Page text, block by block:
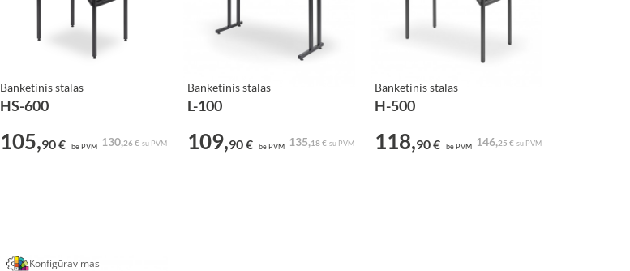
Banketinis stalas
HS-600
105,90 € be PVM 130,26 € su PVM
Banketinis stalas
L-100
109,90 € be PVM 135,18 € su PVM
Banketinis stalas
H-500
118,90 € be PVM 146,25 € su PVM
Konfigūravimas